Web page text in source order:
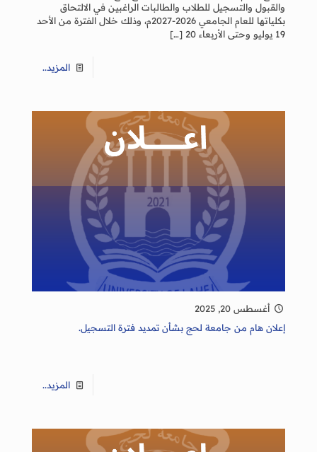
والقبول والتسجيل للطلاب والطالبات الراغبين في الالتحاق
بكلياتها للعام الجامعي 2026-2027م، وذلك خلال الفترة من الأحد
19 يوليو وحتى الأربعاء 20
[…]
المزيد..
أغسطس 20, 2025
إعلان هام من جامعة لحج بشأن تمديد فترة التسجيل.
المزيد..